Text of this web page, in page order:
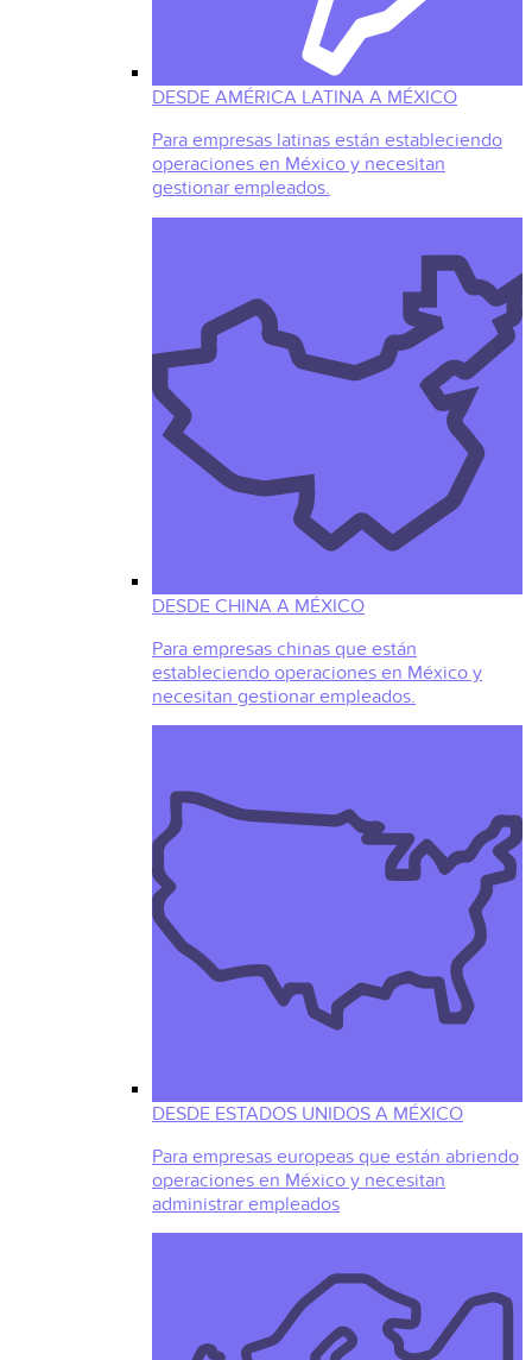
DESDE AMÉRICA LATINA A MÉXICO
Para empresas latinas están estableciendo
operaciones en México y necesitan
gestionar empleados.
DESDE CHINA A MÉXICO
Para empresas chinas que están
estableciendo operaciones en México y
necesitan gestionar empleados.
DESDE ESTADOS UNIDOS A MÉXICO
Para empresas europeas que están abriendo
operaciones en México y necesitan
administrar empleados